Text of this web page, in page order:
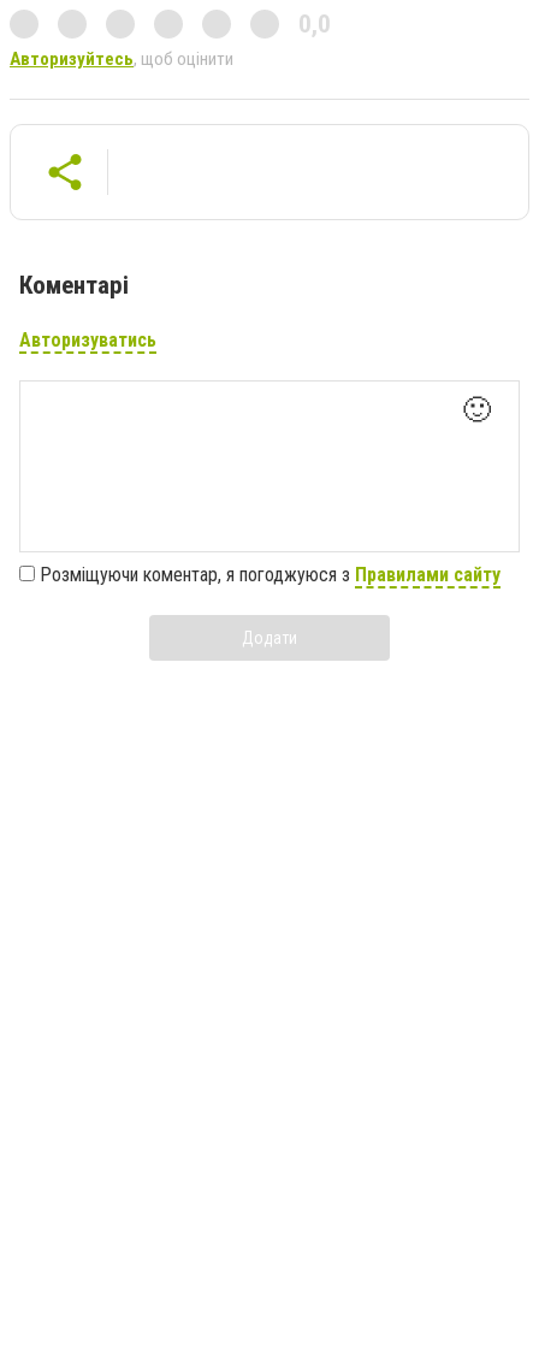
0,0
Авторизуйтесь, щоб оцінити
Коментарі
Авторизуватись
🙂
Розміщуючи коментар, я погоджуюся з Правилами сайту
Додати